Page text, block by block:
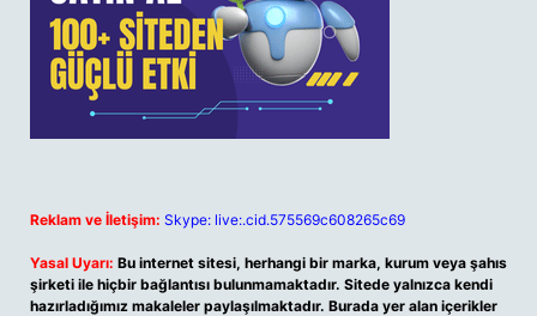
Reklam ve İletişim: Skype: live:.cid.575569c608265c69
Yasal Uyarı: Bu internet sitesi, herhangi bir marka, kurum veya şahıs
şirketi ile hiçbir bağlantısı bulunmamaktadır. Sitede yalnızca kendi
hazırladığımız makaleler paylaşılmaktadır. Burada yer alan içerikler